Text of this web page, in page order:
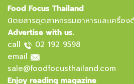
& Safety Edition ผสมผสาน แนว
โซลูชัน พร้อมเวิร์กช็อปและการสาธิ
บริหารและผู้เชี่ยวชาญ ได้รับ
Connection เพื่อนำไปยกระดับมา
ความเชื่อมั่นแก่ผู้บริโภค และขับเค
หมุด 3 จังหวัด เพื่อยกระดับมาตรฐ
ความปลอดภัยให้กับอุตสาหกรรมอา
Food Focus Thailand
นิตยสารอุตสาหกรรมอาหารและเครื่อง
Advertise with us.
call
02 192 9598
email
sale@foodfocusthailand.com
Enjoy reading magazine